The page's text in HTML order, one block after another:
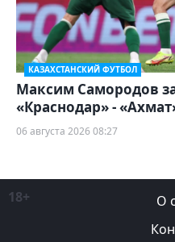
КАЗАХСТАНСКИЙ ФУТБОЛ
Максим Самородов
«Краснодар» -
06 августа 2026 08:27
18+
О